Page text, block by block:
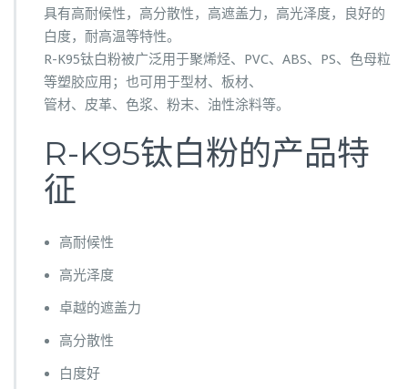
具有高耐候性，高分散性，高遮盖力，高光泽度，良好的
白度，耐高温等特性。
R-K95钛白粉被广泛用于聚烯烃、PVC、ABS、PS、色母粒
等塑胶应用；也可用于型材、板材、
管材、皮革、色浆、粉末、油性涂料等。
R-K95钛白粉的产品特
征
高耐候性
高光泽度
卓越的遮盖力
高分散性
白度好